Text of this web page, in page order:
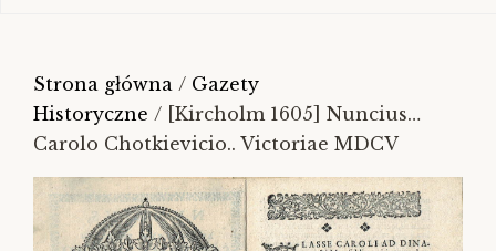
Strona główna / Gazety
Historyczne / [Kircholm 1605] Nuncius…
Carolo Chotkievicio.. Victoriae MDCV